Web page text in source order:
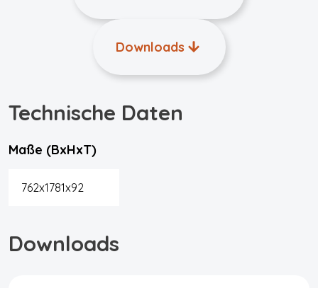
Downloads
Technische Daten
Maße (BxHxT)
762x1781x92
Downloads